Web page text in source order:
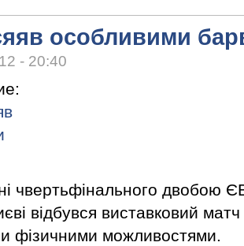
особливими
- 20:40
чвертьфінального двобою
відбувся виставковий
фізичними можливостями.